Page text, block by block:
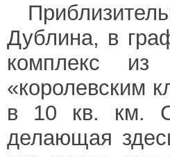
Дублина, в
комплекс из
«королевским
в 10 кв. км. С
делающая